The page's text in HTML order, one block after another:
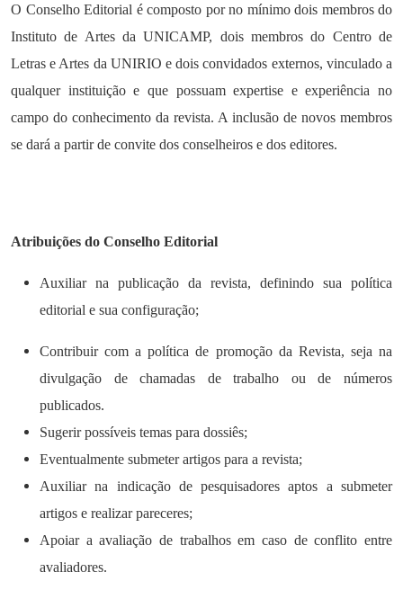
O Conselho Editorial é composto por no mínimo dois membros do
Instituto de Artes da UNICAMP, dois membros do Centro de
Letras e Artes da UNIRIO e dois convidados externos, vinculado a
qualquer instituição e que possuam expertise e experiência no
campo do conhecimento da revista. A inclusão de novos membros
se dará a partir de convite dos conselheiros e dos editores.
Atribuições do Conselho Editorial
Auxiliar na publicação da revista, definindo sua política
editorial e sua configuração;
Contribuir com a política de promoção da Revista, seja na
divulgação de chamadas de trabalho ou de números
publicados.
Sugerir possíveis temas para dossiês;
Eventualmente submeter artigos para a revista;
Auxiliar na indicação de pesquisadores aptos a submeter
artigos e realizar pareceres;
Apoiar a avaliação de trabalhos em caso de conflito entre
avaliadores.